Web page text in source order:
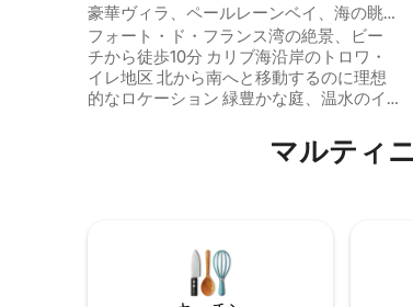
豪華ヴィラ、ペールレーンベイ、海の眺
め、温水プール
フォート・ド・フランス湾の絶景、ビー
チから徒歩10分 カリブ海沿岸のトロワ・
イレ地区 北から南へと移動するのに理想
的なロケーション 緑豊かな庭、温水のイ
なヴィラは10名様用に設計されています
現代的なキッチン、カルベ、テラス、デ
は、イタリア式シャワーと専用トイレ、
海の眺めがあります ツインベッドのエア
コン完備の寝室1室
マルティ